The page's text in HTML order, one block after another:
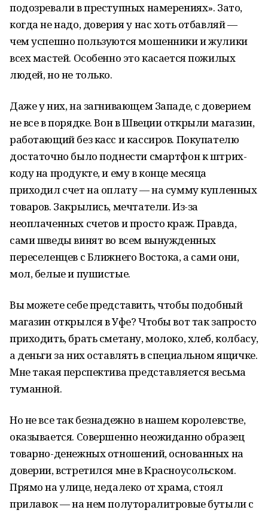
подозревали в преступных намерениях». Зато,
когда не надо, доверия у нас хоть отбавляй —
чем успешно пользуются мошенники и жулики
всех мастей. Особенно это касается пожилых
людей, но не только.
Даже у них, на загнивающем Западе, с доверием
не все в порядке. Вон в Швеции открыли магазин,
работающий без касс и кассиров. Покупателю
достаточно было поднести смартфон к штрих-
коду на продукте, и ему в конце месяца
приходил счет на оплату — на сумму купленных
товаров. Закрылись, мечтатели. Из-за
неоплаченных счетов и просто краж. Правда,
сами шведы винят во всем вынужденных
переселенцев с Ближнего Востока, а сами они,
мол, белые и пушистые.
Вы можете себе представить, чтобы подобный
магазин открылся в Уфе? Чтобы вот так запросто
приходить, брать сметану, молоко, хлеб, колбасу,
а деньги за них оставлять в специальном ящичке.
Мне такая перспектива представляется весьма
туманной.
Но не все так безнадежно в нашем королевстве,
оказывается. Совершенно неожиданно образец
товарно-денежных отношений, основанных на
доверии, встретился мне в Красноусольском.
Прямо на улице, недалеко от храма, стоял
прилавок — на нем полуторалитровые бутыли с